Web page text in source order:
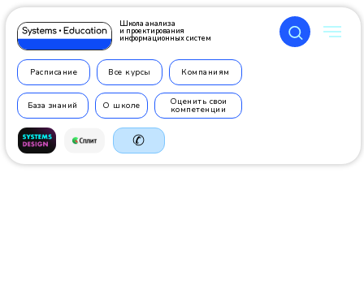
Школа анализа
и проектирования
информационных систем
Расписание Все курсы Компаниям
Оценить свои
компетенции
База знаний О школе
✆